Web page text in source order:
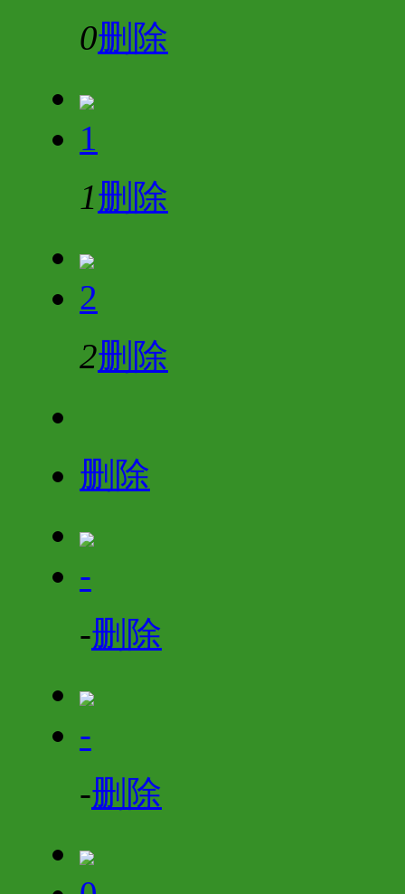
0删除
1
1删除
2
2删除
删除
-
-删除
-
-删除